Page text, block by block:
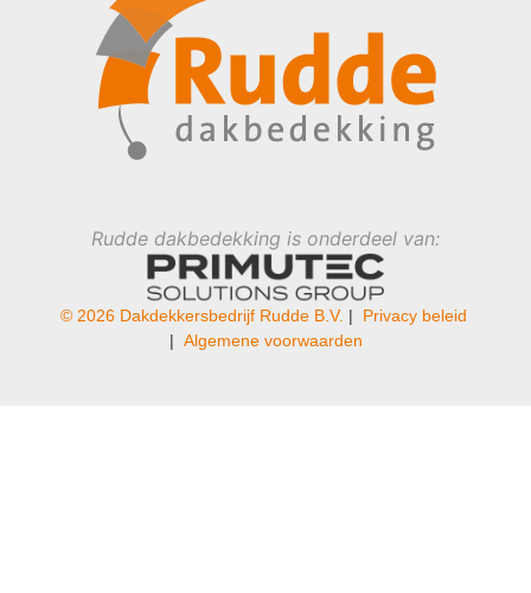
Rudde dakbedekking is onderdeel van:
© 2026 Dakdekkersbedrijf Rudde B.V. | Privacy beleid
| Algemene voorwaarden